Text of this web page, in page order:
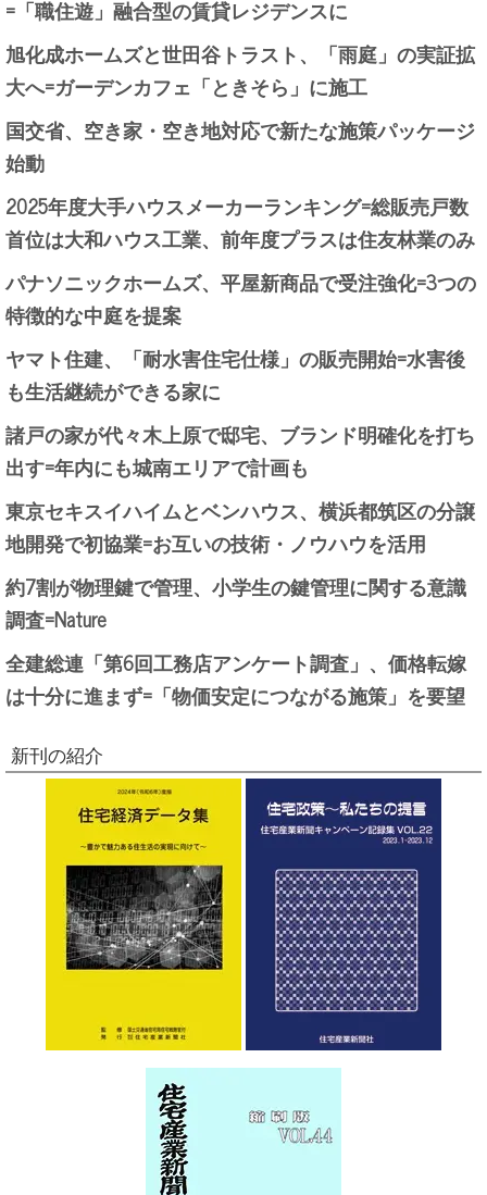
=「職住遊」融合型の賃貸レジデンスに
旭化成ホームズと世田谷トラスト、「雨庭」の実証拡
大へ=ガーデンカフェ「ときそら」に施工
国交省、空き家・空き地対応で新たな施策パッケージ
始動
2025年度大手ハウスメーカーランキング=総販売戸数
首位は大和ハウス工業、前年度プラスは住友林業のみ
パナソニックホームズ、平屋新商品で受注強化=3つの
特徴的な中庭を提案
ヤマト住建、「耐水害住宅仕様」の販売開始=水害後
も生活継続ができる家に
諸戸の家が代々木上原で邸宅、ブランド明確化を打ち
出す=年内にも城南エリアで計画も
東京セキスイハイムとベンハウス、横浜都筑区の分譲
地開発で初協業=お互いの技術・ノウハウを活用
約7割が物理鍵で管理、小学生の鍵管理に関する意識
調査=Nature
全建総連「第6回工務店アンケート調査」、価格転嫁
は十分に進まず=「物価安定につながる施策」を要望
新刊の紹介